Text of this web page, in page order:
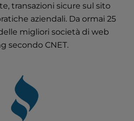
transazioni sicure sul sito
aziendali. Da ormai 25
migliori società di web
secondo CNET.